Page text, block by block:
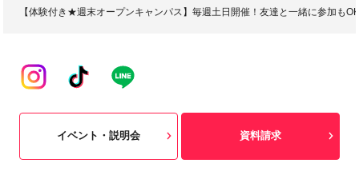
【体験付き★週末オープンキャンパス】毎週土日開催！友達と一緒に参加も
イベント・説明会 資料請求